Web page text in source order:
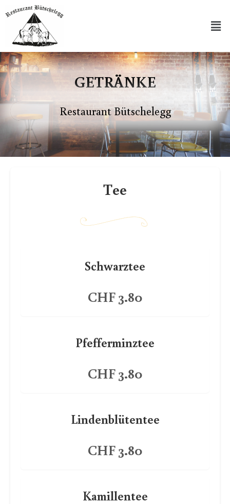
GETRÄNKE
Restaurant Bütschelegg
Tee
Schwarztee
CHF 3.80
Pfefferminztee
CHF 3.80
Lindenblütentee
CHF 3.80
Kamillentee